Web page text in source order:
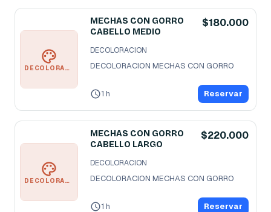
DECOLORACION
MECHAS CON GORRO
CABELLO MEDIO
$180.000
DECOLORACION
DECOLORACION MECHAS CON GORRO
1 h Reservar
DECOLORACION
MECHAS CON GORRO
CABELLO LARGO
$220.000
DECOLORACION
DECOLORACION MECHAS CON GORRO
1 h Reservar